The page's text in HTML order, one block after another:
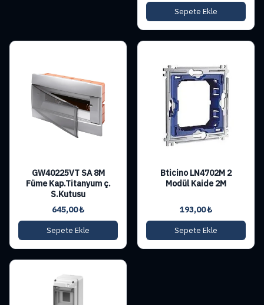
Sepete Ekle
GW40225VT SA 8M
Füme Kap.Titanyum ç.
S.Kutusu
645,00₺
Sepete Ekle
Bticino LN4702M 2
Modül Kaide 2M
193,00₺
Sepete Ekle